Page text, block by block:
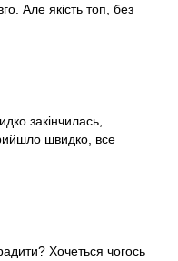
Але якість топ, без
закінчилась,
швидко, все
Хочеться чогось